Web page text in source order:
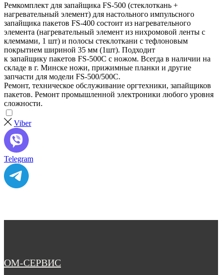
Ремкомплект для запайщика FS-500 (стеклоткань +
нагревательный элемент) для настольного импульсного
запайщика пакетов FS-400 состоит из нагревательного
элемента (нагревательный элемент из нихромовой ленты с
клеммами, 1 шт) и полосы стеклоткани с тефлоновым
покрытием шириной 35 мм (1шт). Подходит
к запайщику пакетов FS-500C с ножом. Всегда в наличии на
складе в г. Минске ножи, прижимные планки и другие
запчасти для модели FS-500/500С.
Ремонт, техническое обслуживание оргтехники, запайщиков
пакетов. Ремонт промышленной электроники любого уровня
сложности.
Viber
Telegram
ОМ-СЕРВИС